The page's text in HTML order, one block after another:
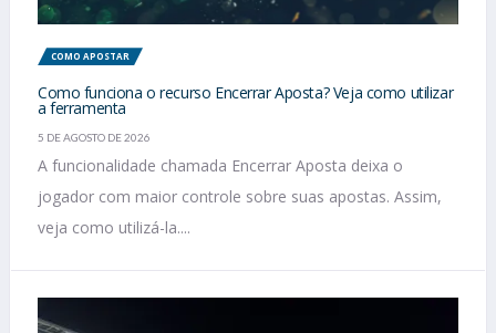
COMO APOSTAR
Como funciona o recurso Encerrar Aposta? Veja como utilizar
a ferramenta
5 DE AGOSTO DE 2026
A funcionalidade chamada Encerrar Aposta deixa o
jogador com maior controle sobre suas apostas. Assim,
veja como utilizá-la....